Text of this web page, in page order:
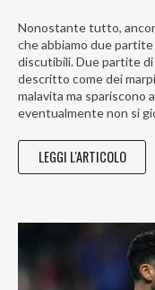
Nonostante tutto,
che abbiamo due
discutibili. Due partite
descritto come dei
malavita ma spariscono
eventualmente non si
LEGGI L'ARTICOLO